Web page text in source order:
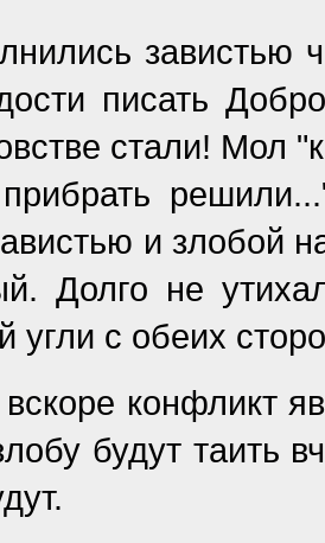
завистью
писать
стали! Мол
и злобой
Долго не
угли с обеих
вскоре конфликт
будут таить